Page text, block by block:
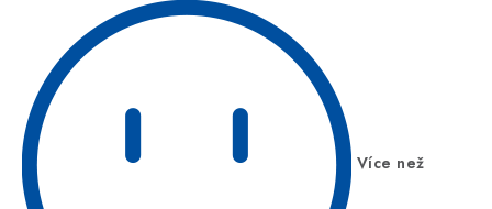
Více než